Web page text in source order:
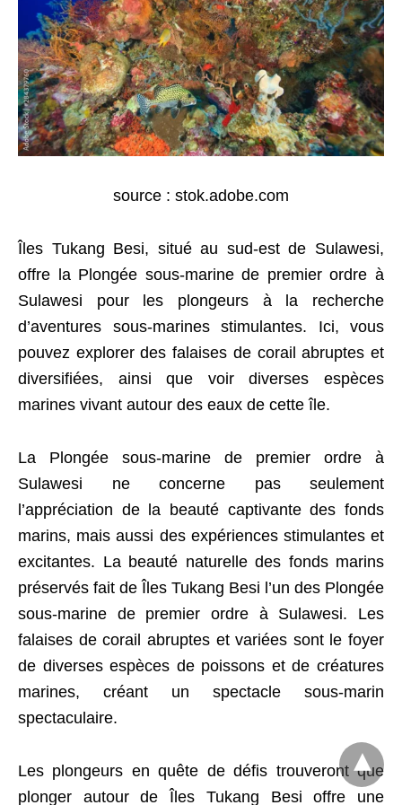
source : stok.adobe.com
Îles Tukang Besi, situé au sud-est de Sulawesi,
offre la Plongée sous-marine de premier ordre à
Sulawesi pour les plongeurs à la recherche
d’aventures sous-marines stimulantes. Ici, vous
pouvez explorer des falaises de corail abruptes et
diversifiées, ainsi que voir diverses espèces
marines vivant autour des eaux de cette île.
La Plongée sous-marine de premier ordre à
Sulawesi ne concerne pas seulement
l’appréciation de la beauté captivante des fonds
marins, mais aussi des expériences stimulantes et
excitantes. La beauté naturelle des fonds marins
préservés fait de Îles Tukang Besi l’un des Plongée
sous-marine de premier ordre à Sulawesi. Les
falaises de corail abruptes et variées sont le foyer
de diverses espèces de poissons et de créatures
marines, créant un spectacle sous-marin
spectaculaire.
Les plongeurs en quête de défis trouveront que
plonger autour de Îles Tukang Besi offre une